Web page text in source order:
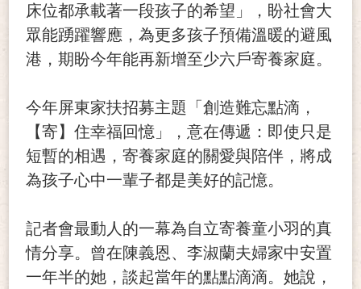
床位都承載著一段孩子的希望」，盼社會大
眾能踴躍響應，為更多孩子預備溫暖的避風
港，期盼今年能再新增至少六戶寄養家庭。
今年屏東家扶招募主題「創造難忘點滴，
【寄】住幸福回憶」，意在傳遞：即使只是
短暫的相遇，寄養家庭的關愛與陪伴，將成
為孩子心中一輩子都是美好的記憶。
記者會最動人的一幕為自立寄養童小羽的真
情分享。曾在陳義恩、李淑蘭夫婦家中安置
一年半的她，談起當年的點點滴滴。她說，